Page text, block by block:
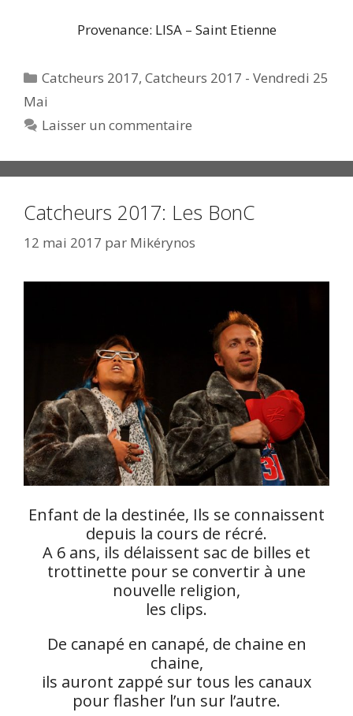
Provenance: LISA – Saint Etienne
Catégories
Catcheurs 2017,Catcheurs 2017 - Vendredi 25
Mai
Laisser un commentaire
Catcheurs 2017: Les BonC
12 mai 2017 par Mikérynos
Enfant de la destinée, Ils se connaissent
depuis la cours de récré.
A 6 ans, ils délaissent sac de billes et
trottinette pour se convertir à une
nouvelle religion,
les clips.
De canapé en canapé, de chaine en
chaine,
ils auront zappé sur tous les canaux
pour flasher l’un sur l’autre.